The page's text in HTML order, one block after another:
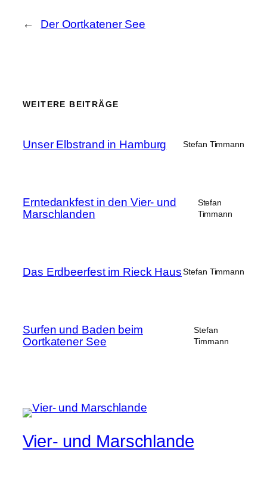
← Der Oortkatener See
WEITERE BEITRÄGE
Unser Elbstrand in Hamburg Stefan Timmann
Erntedankfest in den Vier- und
Marschlanden
Stefan
Timmann
Das Erdbeerfest im Rieck Haus Stefan Timmann
Surfen und Baden beim
Oortkatener See
Stefan
Timmann
Vier- und Marschlande